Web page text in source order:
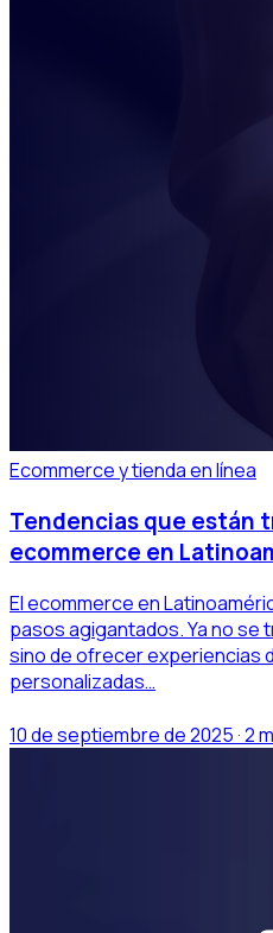
Ecommerce y tienda en línea
Tendencias que están
ecommerce en
El ecommerce en
pasos agigantados. Ya no se
sino de ofrecer experiencias
personalizadas…
10 de septiembre de 2025 · 2